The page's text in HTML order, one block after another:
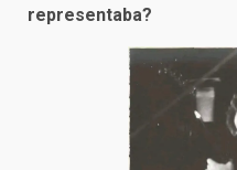
representaba?